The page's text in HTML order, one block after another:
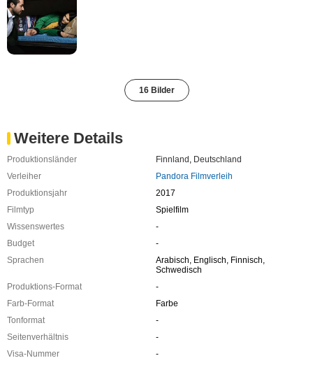
16 Bilder
Weitere Details
Produktionsländer Finnland , Deutschland
Verleiher
Pandora Filmverleih
Produktionsjahr
2017
Filmtyp
Spielfilm
Wissenswertes
-
Budget
-
Sprachen
Arabisch, Englisch, Finnisch,
Schwedisch
Produktions-Format
-
Farb-Format
Farbe
Tonformat
-
Seitenverhältnis
-
Visa-Nummer
-